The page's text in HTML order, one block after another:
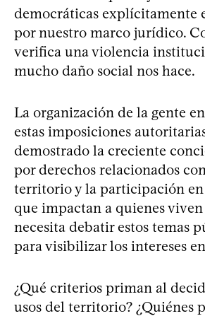
democráticas explícitamente
por nuestro marco jurídico.
verifica una violencia
mucho daño social nos hace.
La organización de la gente
estas imposiciones
demostrado la creciente
por derechos relacionados
territorio y la participación en
que impactan a quienes viven
necesita debatir estos temas
para visibilizar los intereses
¿Qué criterios priman al
usos del territorio? ¿Quiénes